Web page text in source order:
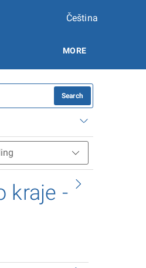
Čeština
MORE
Search
kraje -